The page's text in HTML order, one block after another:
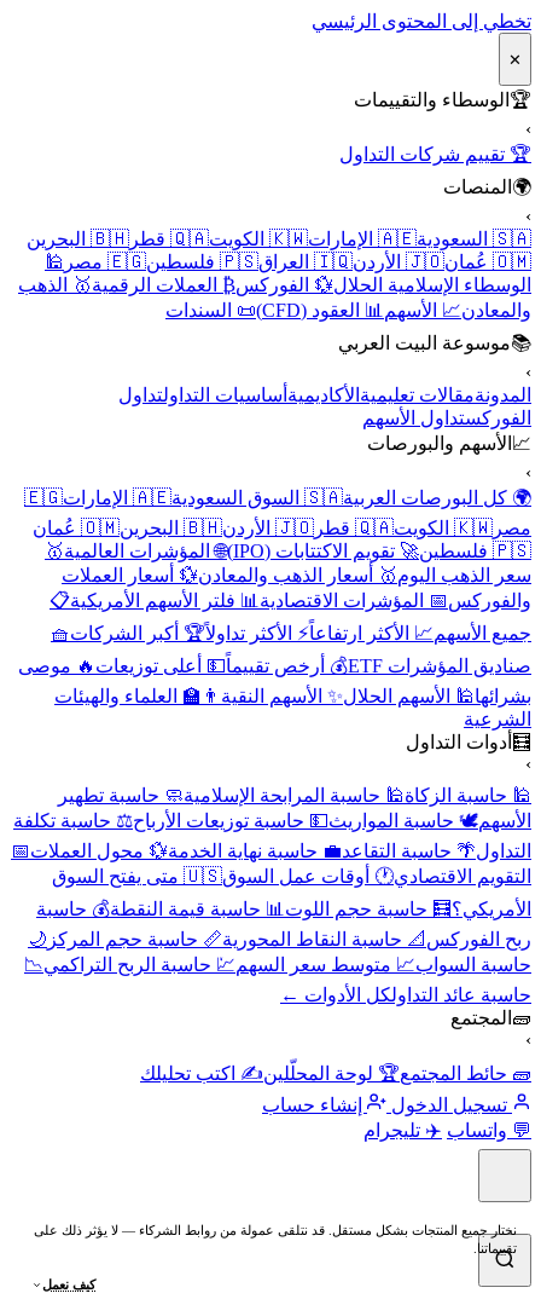
تخطي إلى المحتوى الرئيسي
✕
🏆 الوسطاء والتقييمات
›
🏆 تقييم شركات التداول
🌍 المنصات
›
🇸🇦 السعودية
🇦🇪 الإمارات 🇰🇼 الكويت 🇶🇦 قطر
🇧🇭 البحرين
🇴🇲 عُمان
🇯🇴 الأردن 🇮🇶 العراق 🇵🇸 فلسطين 🇪🇬 مصر
🕌
الوسطاء الإسلامية الحلال💱 الفوركس₿ العملات الرقمية🥇 الذهب
والمعادن📈 الأسهم 📊 العقود (CFD)
📜 السندات
📚موسوعة البيت العربي
›
المدونةمقالات تعليمية الأكاديمية أساسيات التداولتداول
الفوركستداول الأسهم
📈 الأسهم والبورصات
›
🌍 كل البورصات العربية🇸🇦 السوق السعودية 🇦🇪 الإمارات
🇪🇬
مصر 🇰🇼 الكويت 🇶🇦 قطر 🇯🇴 الأردن 🇧🇭 البحرين
🇴🇲 عُمان
🇵🇸 فلسطين
🚀 تقويم الاكتتابات (IPO) 🌐 المؤشرات العالمية🥇
سعر الذهب اليوم🥇 أسعار الذهب والمعادن💱 أسعار العملات
والفوركس📅 المؤشرات الاقتصادية 📊 فلتر الأسهم الأمريكية📋
جميع الأسهم📈 الأكثر ارتفاعاً⚡ الأكثر تداولاً🏆 أكبر الشركات🧺
صناديق المؤشرات ETF
💰 أرخص تقييماً💵 أعلى توزيعات 🔥 موصى
بشرائها🕌 الأسهم الحلال✨ الأسهم النقية 👨‍🏫 العلماء والهيئات
الشرعية
🧮 أدوات التداول
›
🕌 حاسبة الزكاة🕌 حاسبة المرابحة الإسلامية🧼 حاسبة تطهير
الأسهم🕊️ حاسبة المواريث💵 حاسبة توزيعات الأرباح⚖️ حاسبة تكلفة
التداول🌴 حاسبة التقاعد💼 حاسبة نهاية الخدمة💱 محول العملات📅
التقويم الاقتصادي🕐 أوقات عمل السوق
🇺🇸 متى يفتح السوق
الأمريكي؟🧮 حاسبة حجم اللوت 📊 حاسبة قيمة النقطة💰 حاسبة
ربح الفوركس 📐 حاسبة النقاط المحورية📏 حاسبة حجم المركز 🌙
حاسبة السواب📈 متوسط سعر السهم💹 حاسبة الربح التراكمي📉
حاسبة عائد التداولكل الأدوات ←
🧱 المجتمع
›
🧱 حائط المجتمع🏆 لوحة المحلّلين✍️ اكتب تحليلك
تسجيل الدخول
إنشاء حساب
💬 واتساب ✈️ تليجرام
نختار جميع المنتجات بشكل مستقل. قد نتلقى عمولة من روابط الشركاء — لا يؤثر ذلك على
تقييماتنا.
كيف نعمل